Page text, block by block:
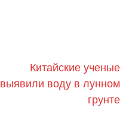
Китайские ученые
выявили воду в лунном
грунте